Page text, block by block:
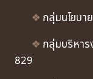
❖ กลุ่มนโยบ
❖ กลุ่มบริหา
829